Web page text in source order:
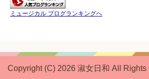
ミュージカル ブログランキングへ
Copyright (C) 2026 淑女日和 All Rights